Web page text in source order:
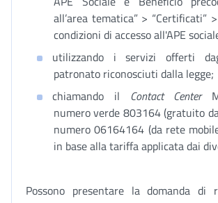
all’area tematica” > “Certificati”
condizioni di accesso all'APE
utilizzando i servizi offerti
patronato riconosciuti dalla legge;
chiamando il Contact Center
numero verde 803164 (gratuito
numero 06164164 (da rete
in base alla tariffa applicata dai
Possono presentare la domanda di